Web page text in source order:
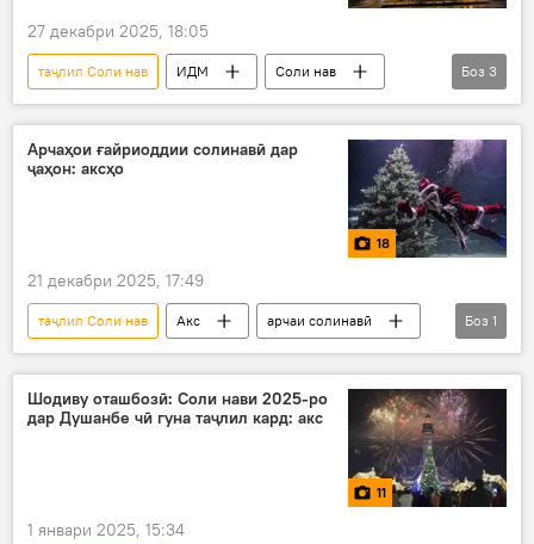
27 декабри 2025, 18:05
таҷлил Соли нав ИДМ
Соли нав
ороиши арча
Иҷтимоъ
Дар Тоҷикистон
Боз 3
Арчаҳои ғайриоддии солинавӣ дар
ҷаҳон: аксҳо
18
21 декабри 2025, 17:49
таҷлил Соли нав Акс
арчаи солинавӣ
Дар ҷаҳон
Боз 1
Шодиву оташбозӣ: Соли нави 2025-ро
дар Душанбе чӣ гуна таҷлил кард: акс
11
1 январи 2025, 15:34